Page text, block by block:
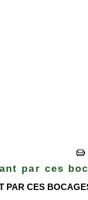
par ces
par ces